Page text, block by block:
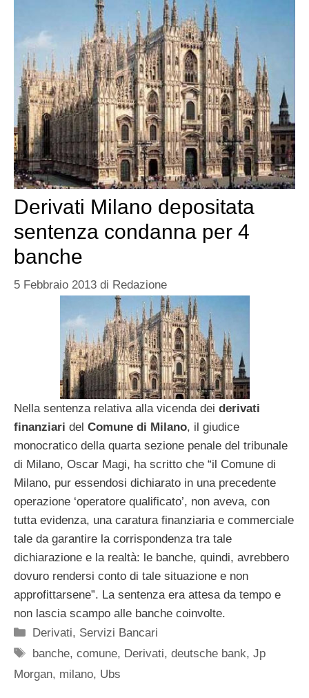
Derivati Milano depositata
sentenza condanna per 4
banche
5 Febbraio 2013 di Redazione
Nella sentenza relativa alla vicenda dei derivati
finanziari del Comune di Milano, il giudice
monocratico della quarta sezione penale del tribunale
di Milano, Oscar Magi, ha scritto che “il Comune di
Milano, pur essendosi dichiarato in una precedente
operazione ‘operatore qualificato’, non aveva, con
tutta evidenza, una caratura finanziaria e commerciale
tale da garantire la corrispondenza tra tale
dichiarazione e la realtà: le banche, quindi, avrebbero
dovuro rendersi conto di tale situazione e non
approfittarsene”. La sentenza era attesa da tempo e
non lascia scampo alle banche coinvolte.
Categorie
Derivati, Servizi Bancari
Tag
banche,comune, Derivati,deutsche bank,Jp
Morgan, milano, Ubs